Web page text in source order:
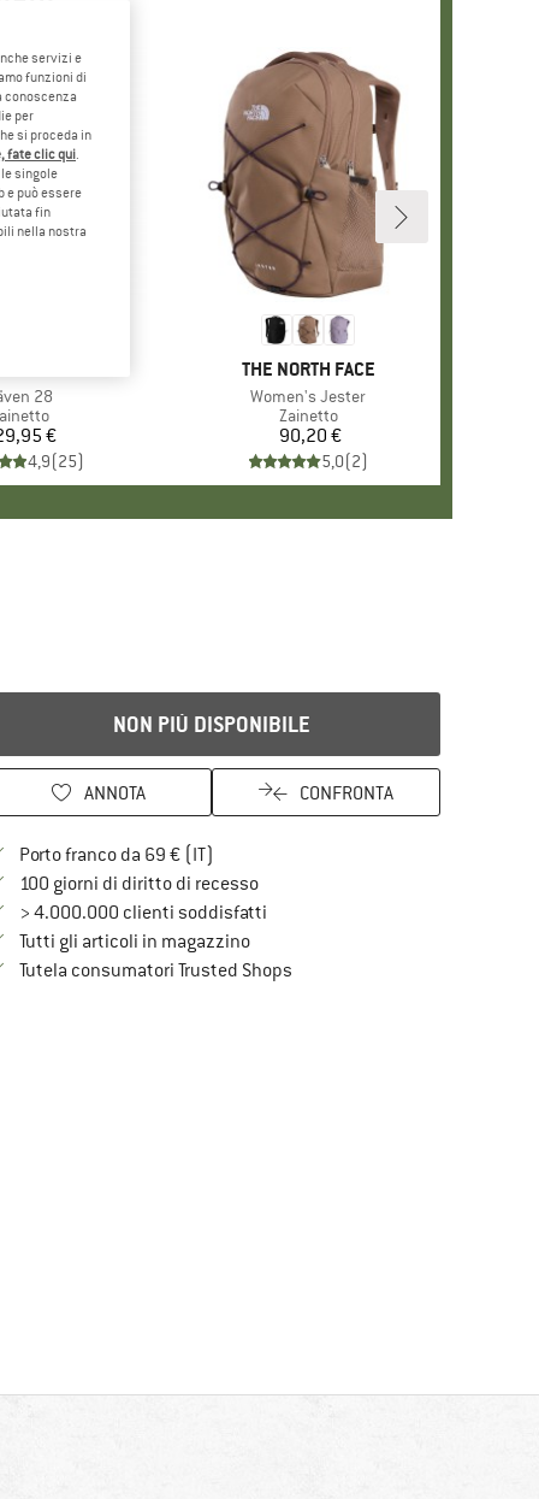
28
di prodotti
Prezzo
€
4,9(25)
MARCHIO
THE NORTH FACE
Articolo
Women's Jester
Gruppo di prodotti
Zainetto
Prezzo
90,20 €
5,0(2)
NON PIÙ DISPONIBILE
ANNOTA CONFRONTA
Porto franco da 69 € (IT)
100 giorni di diritto di recessoVai alla politica di recesso qui Si
> 4.000.000 clienti soddisfatti
Tutti gli articoli in magazzino
Tutela consumatori Trusted ShopsTrovi tutte le informazioni qui!
servizi e
funzioni di
conoscenza
per
si proceda in
fate clic qui.
singole
e può essere
fin
nella nostra